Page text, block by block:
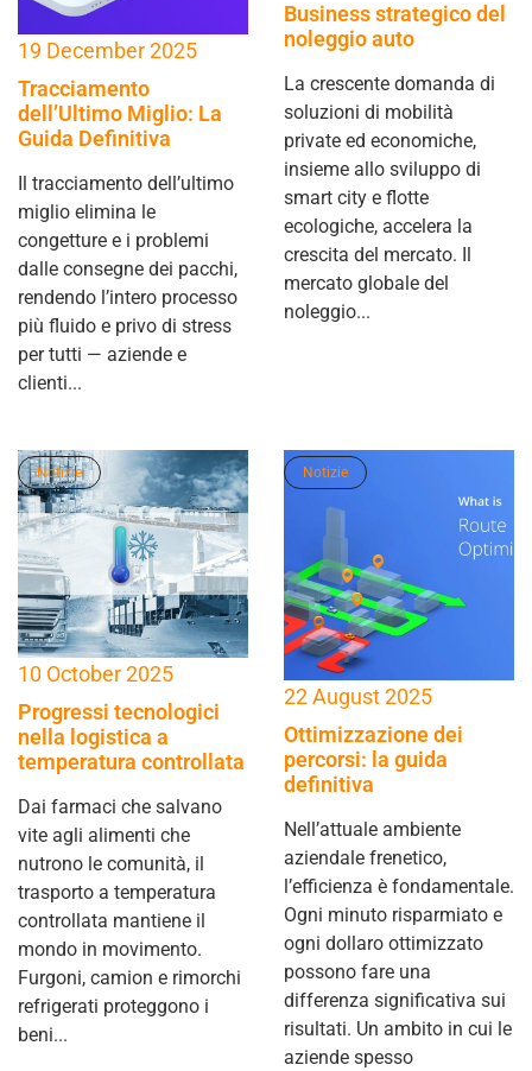
19 December 2025
Tracciamento
dell’Ultimo Miglio: La
Guida Definitiva
Il tracciamento dell’ultimo
miglio elimina le
congetture e i problemi
dalle consegne dei pacchi,
rendendo l’intero processo
più fluido e privo di stress
per tutti — aziende e
clienti...
Business strategico del
noleggio auto
La crescente domanda di
soluzioni di mobilità
private ed economiche,
insieme allo sviluppo di
smart city e flotte
ecologiche, accelera la
crescita del mercato. Il
mercato globale del
noleggio...
Notizie
10 October 2025
Progressi tecnologici
nella logistica a
temperatura controllata
Dai farmaci che salvano
vite agli alimenti che
nutrono le comunità, il
trasporto a temperatura
controllata mantiene il
mondo in movimento.
Furgoni, camion e rimorchi
refrigerati proteggono i
beni...
Notizie
22 August 2025
Ottimizzazione dei
percorsi: la guida
definitiva
Nell’attuale ambiente
aziendale frenetico,
l’efficienza è fondamentale.
Ogni minuto risparmiato e
ogni dollaro ottimizzato
possono fare una
differenza significativa sui
risultati. Un ambito in cui le
aziende spesso